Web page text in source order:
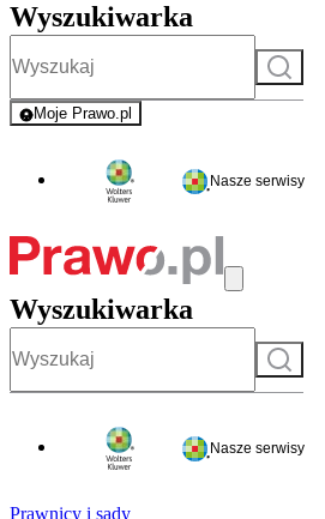
Wyszukiwarka
Szukaj
Moje Prawo.pl
- rejestracja i logowanie do serwisu
Nasze serwisy
Wyszukiwarka
Szukaj
Nasze serwisy
Prawnicy i sądy